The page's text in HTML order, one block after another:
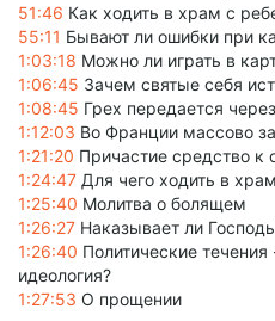
51:46 Как ходить в храм с
55:11 Бывают ли ошибки при
1:03:18 Можно ли играть в
1:06:45 Зачем святые себя
1:08:45 Грех передается
1:12:03 Во Франции массово
1:21:20 Причастие средство
1:24:47 Для чего ходить в
1:25:40 Молитва о болящем
1:26:27 Наказывает ли
1:26:40 Политические течения
идеология?
1:27:53 О прощении